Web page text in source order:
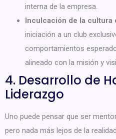
interna de la empresa.
Inculcación de la cultura
iniciación a un club
comportamientos
alineado con la misión y
4. Desarrollo de
Liderazgo
Uno puede pensar que ser
pero nada más lejos de la